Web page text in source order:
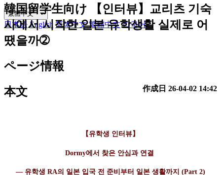
繁體中文
日本語 English 简体中文 繁體中文 한국어
韓国留学生向け
【인터뷰】교리츠 기숙
사에서 시작한 일본 유학생활 실제로 어
땠을까➁
ページ情報
作成日 26-04-02 14:42
本文
【유학생 인터뷰】
Dormy에서 찾은 안심과 연결
— 유학생 RA의 일본 입국 전 준비부터 일본 생활까지 (Part 2)